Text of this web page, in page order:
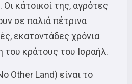
κάτοικοί της, αγρότες
σε παλιά πέτρινα
εκατοντάδες χρόνια
του κράτους του Ισραήλ.
Other Land) είναι το